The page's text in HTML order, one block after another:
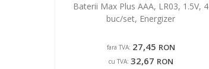
Baterii Max Plus AAA, LR03, 1.5V, 4
buc/set, Energizer
fara TVA: 27,45 RON
cu TVA: 32,67 RON